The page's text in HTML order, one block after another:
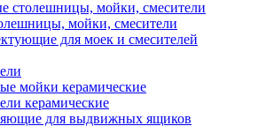
мойки, смесители
для моек и смесителей
мойки керамические
керамические